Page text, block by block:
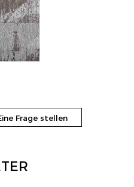
Frage stellen